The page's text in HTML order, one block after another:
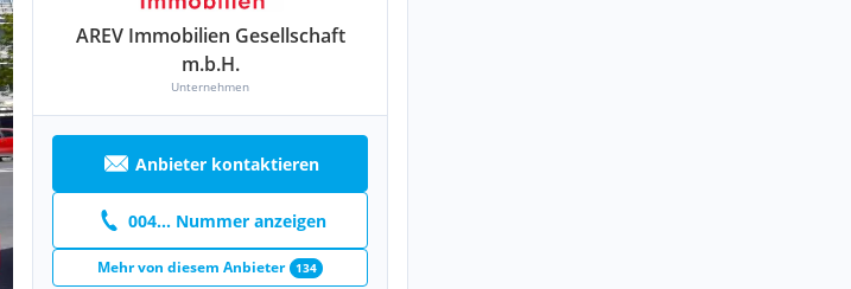
AREV Immobilien Gesellschaft
m.b.H.
Unternehmen
Anbieter kontaktieren
004... Nummer anzeigen
Mehr von diesem Anbieter 134